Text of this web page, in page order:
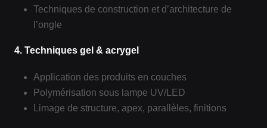
Techniques de construction et d’architecture de
l’ongle
4. Techniques gel & acrygel
Application des produits en couches
Polymérisation sous lampe UV/LED
Limage de structure, apex, parallèles, finitions